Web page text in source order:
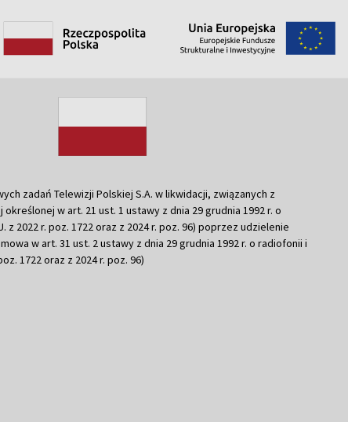
zadań Telewizji Polskiej S.A. w likwidacji, związanych z
w art. 21 ust. 1 ustawy z dnia 29 grudnia 1992 r. o
z 2022 r. poz. 1722 oraz z 2024 r. poz. 96) poprzez udzielenie
w art. 31 ust. 2 ustawy z dnia 29 grudnia 1992 r. o radiofonii i
1722 oraz z 2024 r. poz. 96)